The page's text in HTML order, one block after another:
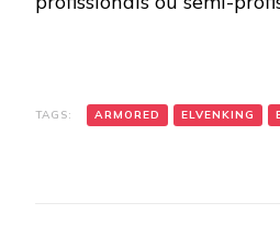
TAGS: ARMORED ELVENKING